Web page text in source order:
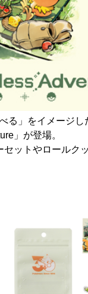
る」をイメージし
」が登場。
ットやロールク